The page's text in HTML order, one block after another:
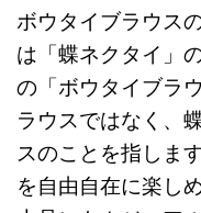
ボウタイブラウス
は「蝶ネクタイ」
の「ボウタイブラ
ラウスではなく、
スのことを指しま
を自由自在に楽し